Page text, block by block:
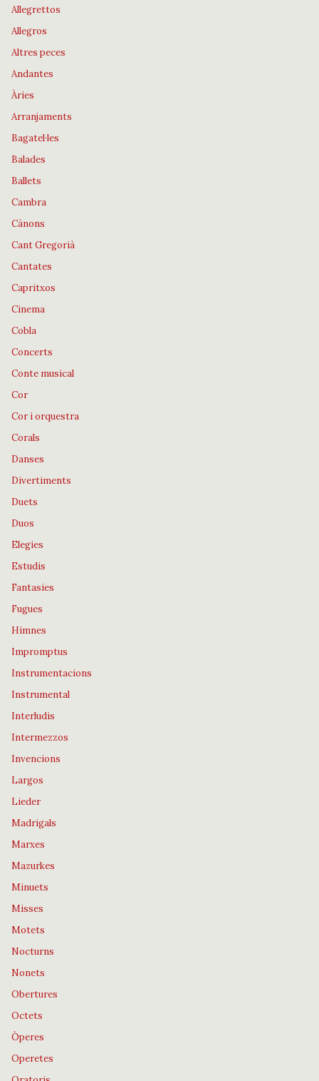
Allegrettos
Allegros
Altres peces
Andantes
Àries
Arranjaments
Bagatel·les
Balades
Ballets
Cambra
Cànons
Cant Gregorià
Cantates
Capritxos
Cinema
Cobla
Concerts
Conte musical
Cor
Cor i orquestra
Corals
Danses
Divertiments
Duets
Duos
Elegies
Estudis
Fantasies
Fugues
Himnes
Impromptus
Instrumentacions
Instrumental
Interludis
Intermezzos
Invencions
Largos
Lieder
Madrigals
Marxes
Mazurkes
Minuets
Misses
Motets
Nocturns
Nonets
Obertures
Octets
Òperes
Operetes